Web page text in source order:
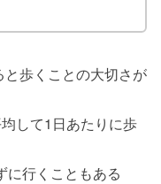
歩くことの大切さが
して1日あたりに歩
に行くこともある